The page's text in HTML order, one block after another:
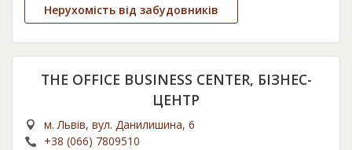
Нерухомість від забудовників
THE OFFICE BUSINESS CENTER, БІЗНЕС-
ЦЕНТР
м. Львів, вул. Данилишина, 6
+38 (066) 7809510